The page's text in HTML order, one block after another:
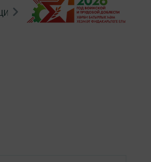
САТУ «ГӨЛСТАН»